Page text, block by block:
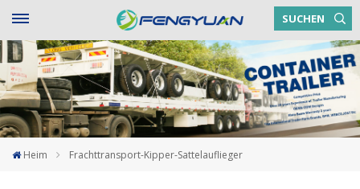
SUCHEN
Heim Frachttransport-Kipper-Sattelauflieger